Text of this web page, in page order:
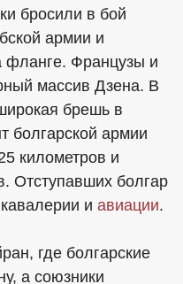
бросили в бой
армии и
фланге. Французы и
массив Дзена. В
брешь в
болгарской армии
километров и
Отступавших болгар
и авиации.
где болгарские
а союзники